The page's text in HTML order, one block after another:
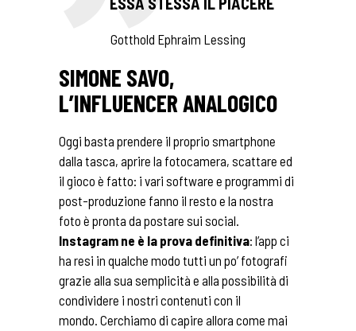
Gotthold Ephraim Lessing
SIMONE SAVO,
L’INFLUENCER ANALOGICO
Oggi basta prendere il proprio smartphone
dalla tasca, aprire la fotocamera, scattare ed
il gioco è fatto: i vari software e programmi di
post-produzione fanno il resto e la nostra
foto è pronta da postare sui social.
Instagram ne è la prova definitiva: l’app ci
ha resi in qualche modo tutti un po’ fotografi
grazie alla sua semplicità e alla possibilità di
condividere i nostri contenuti con il
mondo. Cerchiamo di capire allora come mai